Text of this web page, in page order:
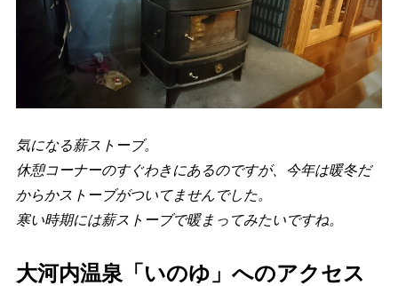
気になる薪ストーブ。
休憩コーナーのすぐわきにあるのですが、今年は暖冬だ
からかストーブがついてませんでした。
寒い時期には薪ストーブで暖まってみたいですね。
大河内温泉「いのゆ」へのアクセス